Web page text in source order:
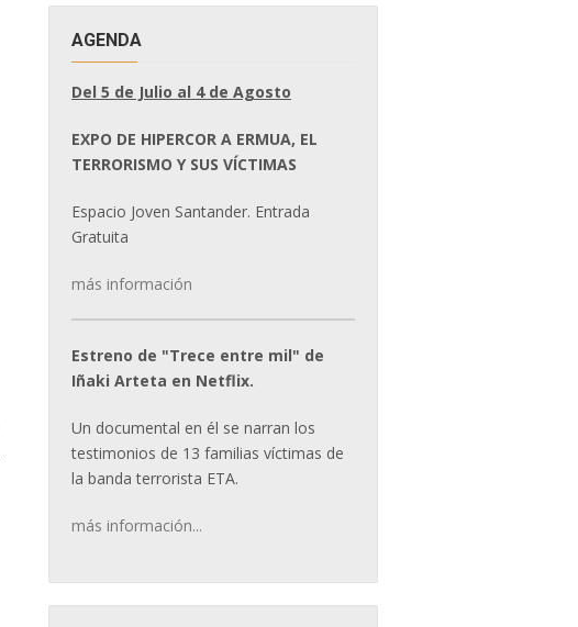
AGENDA
Del 5 de Julio al 4 de Agosto
EXPO DE HIPERCOR A ERMUA, EL
TERRORISMO Y SUS VÍCTIMAS
Espacio Joven Santander. Entrada
Gratuita
más información
Estreno de "Trece entre mil" de
Iñaki Arteta en Netflix.
Un documental en él se narran los
testimonios de 13 familias víctimas de
la banda terrorista ETA.
más información...